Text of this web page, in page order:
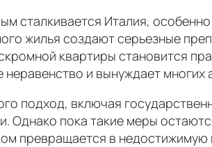
сталкивается Италия,
жилья создают серьезные
квартиры становится
и вынуждает
подход, включая
Однако пока такие меры
превращается в недостижимую